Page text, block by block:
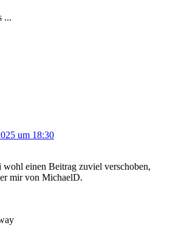
...
um 18:30
wohl einen Beitrag zuviel verschoben,
mir von MichaelD.